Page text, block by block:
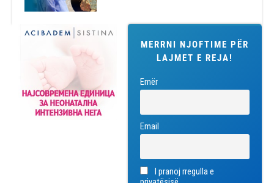
MERRNI NJOFTIME PËR
LAJMET E REJA!
Emër
Email
I pranoj rregulla e